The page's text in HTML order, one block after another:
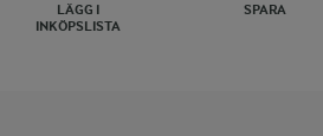
LÄGG I
INKÖPSLISTA
SPARA